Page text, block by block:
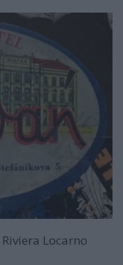
Locarno